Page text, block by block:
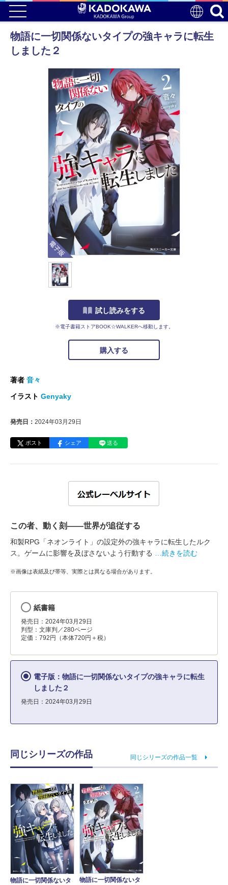
物語に一切関係ないタイプの強キャラに転生
しました２
電子版
試し読みをする
※電子書籍ストアBOOK☆WALKERへ移動します。
購入する
著者 音々
イラスト Genyaky
発売日： 2024年03月29日
ポスト シェア 送る
この者、動く刻――世界が追従する
和製RPG「ネオンライト」の設定外の強キャラに転生したルク
ス。ゲームに影響を及ぼさないよう行動する
…続きを読む
※画像は表紙及び帯等、実際とは異なる場合があります。
紙書籍
発売日：2024年03月29日
判型：文庫判／280ページ
定価：792円（本体720円＋税）
電子版：物語に一切関係ないタイプの強キャラに転生
しました２
発売日：2024年03月29日
同じシリーズの作品 同じシリーズの作品一覧
物語に一切関係ないタ
物語に一切関係ないタ